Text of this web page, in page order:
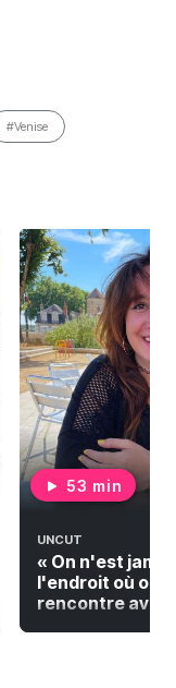
#Venise
53 min
UNCUT
« On n'est
l'endroit où on
rencontre avec